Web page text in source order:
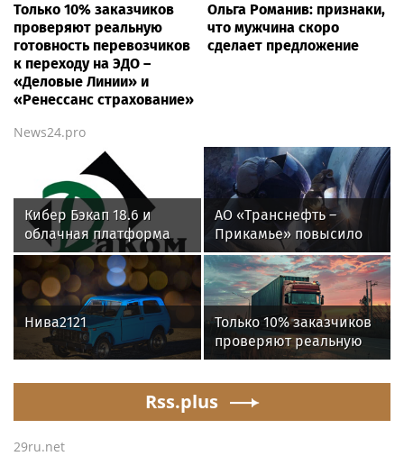
Только 10% заказчиков
проверяют реальную
готовность перевозчиков
к переходу на ЭДО –
«Деловые Линии» и
«Ренессанс страхование»
Ольга Романив: признаки,
что мужчина скоро
сделает предложение
News24.pro
Кибер Бэкап 18.6 и
облачная платформа
SpaceVM 6.5.9. успешно
прошли испытания на
совместимость
АО «Транснефть –
Прикамье» повысило
надежность
производственной
инфраструктуры в
четырех регионах
Нива2121
Только 10% заказчиков
проверяют реальную
готовность
переходу на ЭДО –
Rss.plus
29ru.net